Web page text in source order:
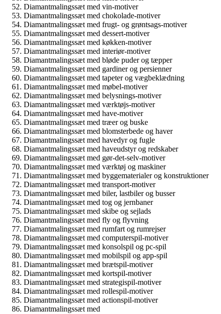
Diamantmalingssæt med vin-motiver
Diamantmalingssæt med chokolade-motiver
Diamantmalingssæt med frugt- og grøntsags-motiver
Diamantmalingssæt med dessert-motiver
Diamantmalingssæt med køkken-motiver
Diamantmalingssæt med interiør-motiver
Diamantmalingssæt med bløde puder og tæpper
Diamantmalingssæt med gardiner og persienner
Diamantmalingssæt med tapeter og vægbeklædning
Diamantmalingssæt med møbel-motiver
Diamantmalingssæt med belysnings-motiver
Diamantmalingssæt med værktøjs-motiver
Diamantmalingssæt med have-motiver
Diamantmalingssæt med træer og buske
Diamantmalingssæt med blomsterbede og haver
Diamantmalingssæt med havedyr og fugle
Diamantmalingssæt med haveudstyr og redskaber
Diamantmalingssæt med gør-det-selv-motiver
Diamantmalingssæt med værktøj og maskiner
Diamantmalingssæt med byggematerialer og konstruktioner
Diamantmalingssæt med transport-motiver
Diamantmalingssæt med biler, lastbiler og busser
Diamantmalingssæt med tog og jernbaner
Diamantmalingssæt med skibe og sejlads
Diamantmalingssæt med fly og flyvning
Diamantmalingssæt med rumfart og rumrejser
Diamantmalingssæt med computerspil-motiver
Diamantmalingssæt med konsolspil og pc-spil
Diamantmalingssæt med mobilspil og app-spil
Diamantmalingssæt med brætspil-motiver
Diamantmalingssæt med kortspil-motiver
Diamantmalingssæt med strategispil-motiver
Diamantmalingssæt med rollespil-motiver
Diamantmalingssæt med actionspil-motiver
Diamantmalingssæt med